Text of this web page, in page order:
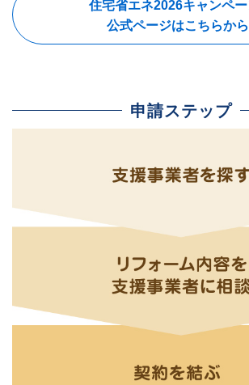
住宅省エネ2026キャンペ
公式ページはこちらから
申請ステップ